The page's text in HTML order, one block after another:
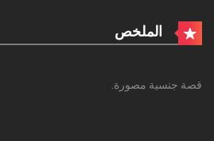
الملخص
قصة جنسية مصورة.